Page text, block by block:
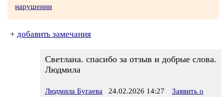
нарушении
+ добавить замечания
Светлана. спасибо за отзыв и добрые слова.
Людмила
Людмила Бугаева 24.02.2026 14:27
Заявить о